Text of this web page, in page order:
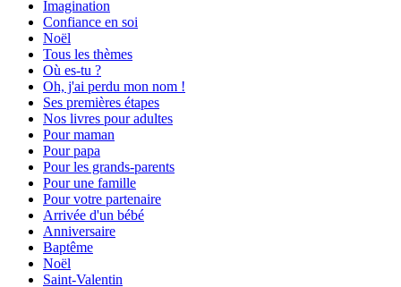
Imagination
Confiance en soi
Noël
Tous les thèmes
Où es-tu ?
Oh, j'ai perdu mon nom !
Ses premières étapes
Nos livres pour adultes
Pour maman
Pour papa
Pour les grands-parents
Pour une famille
Pour votre partenaire
Arrivée d'un bébé
Anniversaire
Baptême
Noël
Saint-Valentin